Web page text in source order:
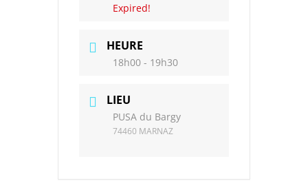
Expired!
HEURE
18h00 - 19h30
LIEU
PUSA du Bargy
74460 MARNAZ